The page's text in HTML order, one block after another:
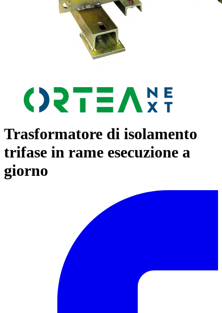
Trasformatore di isolamento
trifase in rame esecuzione a
giorno